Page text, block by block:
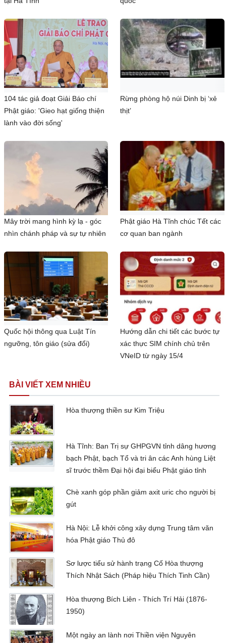
104 tác giả đoạt Giải Báo chí
Phật giáo: 'Gieo hạt giống thiện
lành vào đời sống'
Rừng phòng hộ núi Dinh bị ‘xẻ
thịt’
Mây trời mang hình kỳ lạ - góc
nhìn chánh pháp và sự tự nhiên
Phật giáo Hà Tĩnh chúc Tết các
cơ quan ban ngành
Quốc hội thông qua Luật Tín
ngưỡng, tôn giáo (sửa đổi)
Hướng dẫn chi tiết các bước tự
xác thực SIM chính chủ trên
VNeID từ ngày 15/4
BÀI VIẾT XEM NHIỀU
Hòa thượng thiền sư Kim Triệu
Hà Tĩnh: Ban Trị sự GHPGVN tỉnh dâng hương
bạch Phật, bạch Tổ và tri ân các Anh hùng Liệt
sĩ trước thềm Đại hội đại biểu Phật giáo tỉnh
Chè xanh góp phần giảm axit uric cho người bị
gút
Hà Nội: Lễ khởi công xây dựng Trung tâm văn
hóa Phật giáo Thủ đô
Sơ lược tiểu sử hành trạng Cố Hòa thượng
Thích Nhật Sách (Pháp hiệu Thích Tinh Cần)
Hòa thượng Bích Liên - Thích Trí Hải (1876-
1950)
Một ngày an lành nơi Thiền viện Nguyên